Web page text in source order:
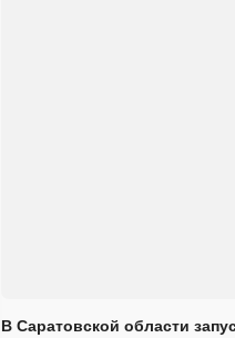
В Саратовской области